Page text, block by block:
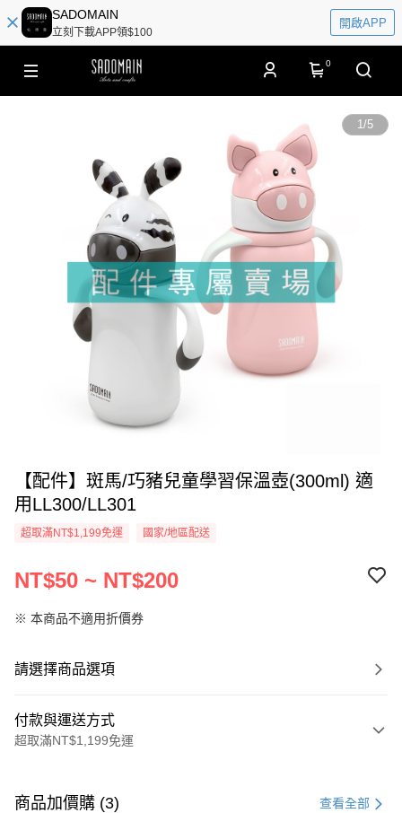
SADOMAIN
立刻下載APP領$100
開啟APP
0
1/5
【配件】斑馬/巧豬兒童學習保溫壺(300ml) 適
用LL300/LL301
超取滿NT$1,199免運 國家/地區配送
NT$50 ~ NT$200
※ 本商品不適用折價券
請選擇商品選項
付款與運送方式
超取滿NT$1,199免運
信用卡一次付款
商品加價購 (3) 查看全部